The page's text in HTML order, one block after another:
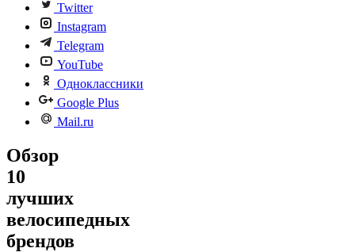
Twitter
Instagram
Telegram
YouTube
Одноклассники
Google Plus
Mail.ru
Обзор
10
лучших
велосипедных
брендов